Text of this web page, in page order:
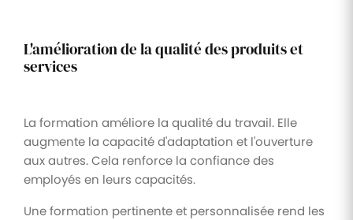
L'amélioration de la qualité des produits et
services
La formation améliore la qualité du travail. Elle
augmente la capacité d'adaptation et l'ouverture
aux autres. Cela renforce la confiance des
employés en leurs capacités.
Une formation pertinente et personnalisée rend les